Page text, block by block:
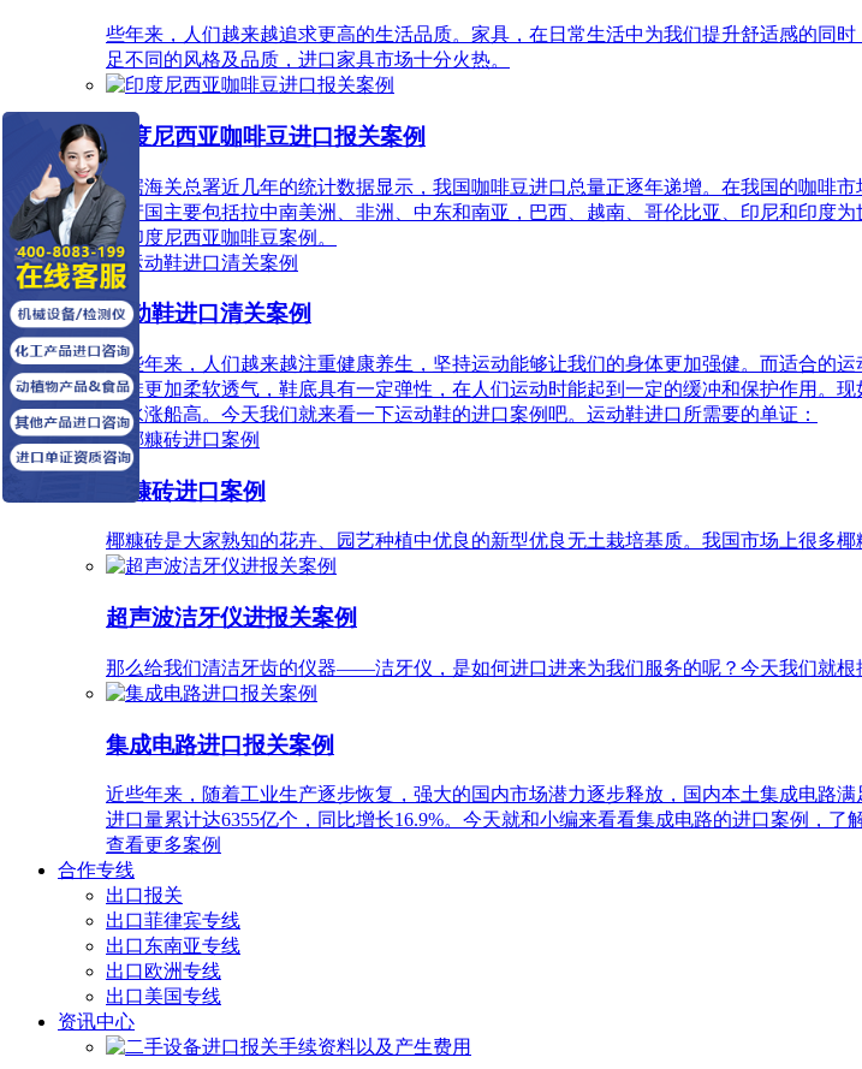
些年来，人们越来越追求更高的生活品质。家具，在日常生活中为我们提升舒适感的同
足不同的风格及品质，进口家具市场十分火热。
印度尼西亚咖啡豆进口报关案例
根据海关总署近几年的统计数据显示，我国咖啡豆进口总量正逐年递增。在我国的咖啡
生产国主要包括拉中南美洲、非洲、中东和南亚，巴西、越南、哥伦比亚、印尼和印度
口印度尼西亚咖啡豆案例。
运动鞋进口清关案例
近些年来，人们越来越注重健康养生，坚持运动能够让我们的身体更加强健。而适合的
通鞋更加柔软透气，鞋底具有一定弹性，在人们运动时能起到一定的缓冲和保护作用。
渐水涨船高。今天我们就来看一下运动鞋的进口案例吧。运动鞋进口所需要的单证：
椰糠砖进口案例
椰糠砖是大家熟知的花卉、园艺种植中优良的新型优良无土栽培基质。我国市场上很多
超声波洁牙仪进报关案例
那么给我们清洁牙齿的仪器——洁牙仪，是如何进口进来为我们服务的呢？今天我们就根
集成电路进口报关案例
近些年来，随着工业生产逐步恢复，强大的国内市场潜力逐步释放，国内本土集成电路
进口量累计达6355亿个，同比增长16.9%。今天就和小编来看看集成电路的进口案例，了
查看更多案例
合作专线
出口报关
出口菲律宾专线
出口东南亚专线
出口欧洲专线
出口美国专线
资讯中心